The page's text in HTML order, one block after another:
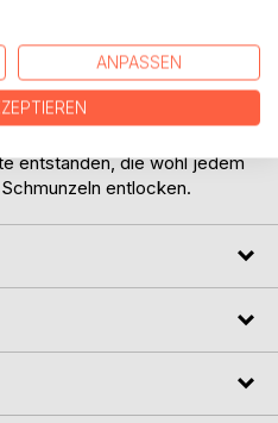
Leben beobachtet,
eigener Fantasie
entstanden, die wohl jedem
entlocken.
ANPASSEN